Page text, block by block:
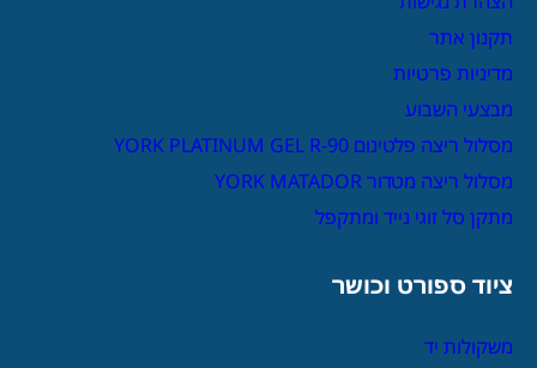
תקנון אתר
מדיניות פרטיות
מבצעי השבוע
מסלול ריצה פלטינום YORK PLATINUM GEL R-90
מסלול ריצה מטדור YORK MATADOR
מתקן סל זוגי נייד ומתקפל
ציוד ספורט וכושר
משקולות יד